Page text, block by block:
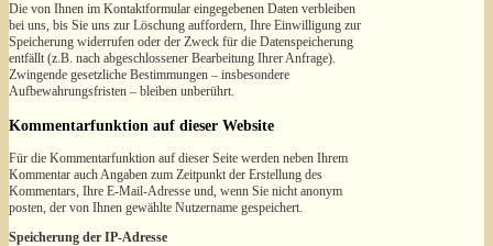
Die von Ihnen im Kontaktformular eingegebenen Daten verbleiben
bei uns, bis Sie uns zur Löschung auffordern, Ihre Einwilligung zur
Speicherung widerrufen oder der Zweck für die Datenspeicherung
entfällt (z.B. nach abgeschlossener Bearbeitung Ihrer Anfrage).
Zwingende gesetzliche Bestimmungen – insbesondere
Aufbewahrungsfristen – bleiben unberührt.
Kommentarfunktion auf dieser Website
Für die Kommentarfunktion auf dieser Seite werden neben Ihrem
Kommentar auch Angaben zum Zeitpunkt der Erstellung des
Kommentars, Ihre E-Mail-Adresse und, wenn Sie nicht anonym
posten, der von Ihnen gewählte Nutzername gespeichert.
Speicherung der IP-Adresse